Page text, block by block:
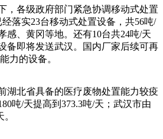
，各级政府部门紧急协调移动式处置
落实23台移动式处置设备，共56吨/
感、黄冈等地。还有10台共24吨/天
备即将发送武汉。国内厂家后续可再
力的设备。
湖北省具备的医疗废物处置能力较疫
吨/天提高到373.3吨/天；武汉市由